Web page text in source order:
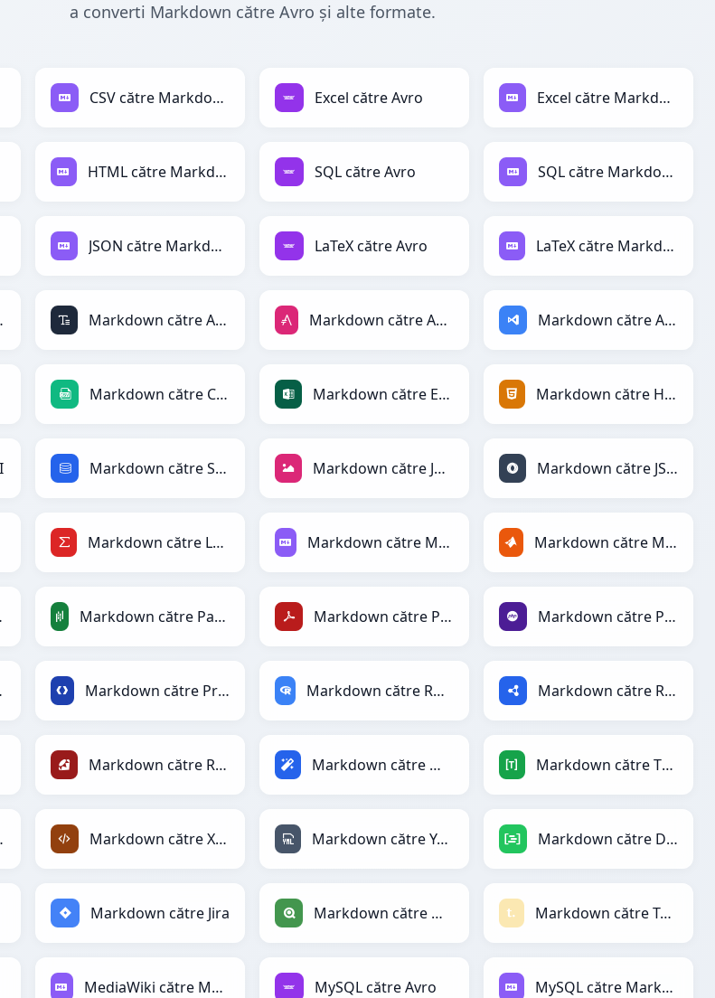
a converti Markdown către Avro și alte formate.
CSV către Markdown Excel către Avro Excel către Markdown
HTML către Markdown SQL către Avro SQL către Markdown
JSON către Markdown LaTeX către Avro LaTeX către Markdown
Markdown către ASCII Markdown către AsciiDoc Markdown către ASP
Markdown către CSV Markdown către Excel Markdown către HTML
Markdown către SQL Markdown către JPEG Markdown către JSON
Markdown către LaTeX Markdown către Markdown Markdown către MATLAB
Markdown către PandasDataFrame Markdown către PDF Markdown către PHP
Markdown către Protobuf Markdown către RDataFrame Markdown către RDF
Markdown către Ruby Markdown către Magic Markdown către TOML
Markdown către XML Markdown către YAML Markdown către DAX
Markdown către Jira Markdown către Qlik Markdown către Textile
MediaWiki către Markdown MySQL către Avro MySQL către Markdown